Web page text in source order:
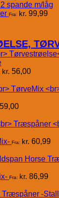
spande m/låg
Fra: kr. 99,99
kr. 56,00
59,00
Fra: kr. 60,99
Fra: kr. 86,99